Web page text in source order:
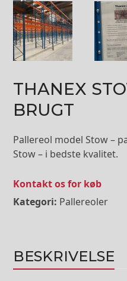
THANEX
BRUGT
Pallereol model Stow –
Stow – i bedste kvalitet.
Kontakt os for køb
Kategori: Pallereoler
BESKRIVELSE